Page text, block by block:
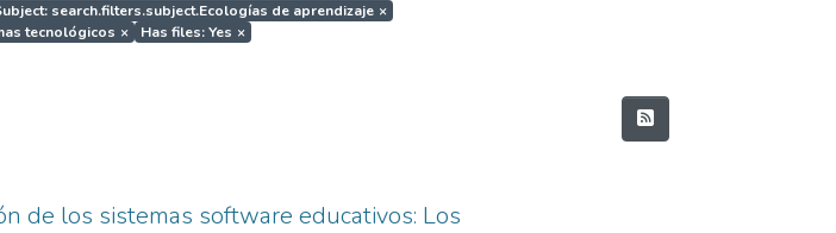
search.filters.subject.Ecologías de aprendizaje ×
tecnológicos × Has files: Yes ×
de los sistemas software educativos: Los